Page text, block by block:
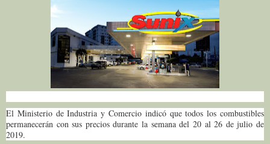
El Ministerio de Industria y Comercio indicó que todos los combustibles
permanecerán con sus precios durante la semana del 20 al 26 de julio de
2019.